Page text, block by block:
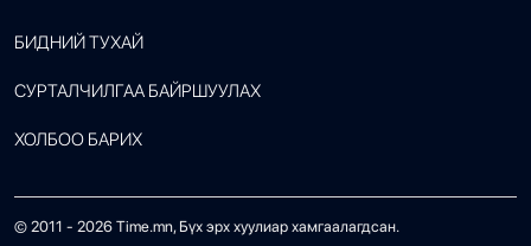
БИДНИЙ ТУХАЙ
СУРТАЛЧИЛГАА БАЙРШУУЛАХ
ХОЛБОО БАРИХ
© 2011 - 2026 Time.mn, Бүх эрх хуулиар хамгаалагдсан.